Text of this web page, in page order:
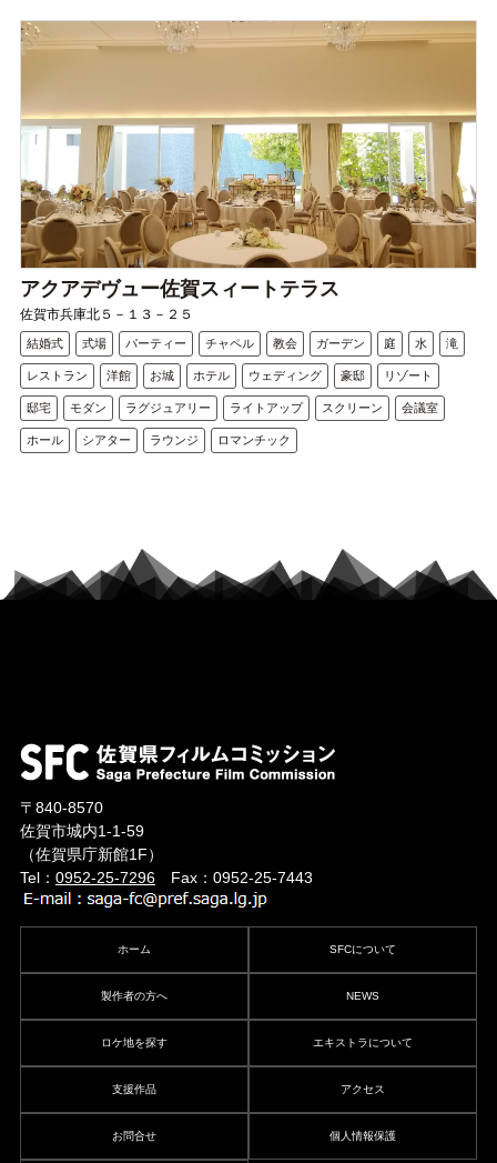
アクアデヴュー佐賀スィートテラス
佐賀市兵庫北５－１３－２５
結婚式 式場 パーティー チャペル 教会 ガーデン 庭 水 滝
レストラン 洋館 お城 ホテル ウェディング 豪邸 リゾート
邸宅 モダン ラグジュアリー ライトアップ スクリーン 会議室
ホール シアター ラウンジ ロマンチック
〒840-8570
佐賀市城内1-1-59
（佐賀県庁新館1F）
Tel： 0952-25-7296Fax：0952-25-7443
ホーム SFCについて
製作者の方へ NEWS
ロケ地を探す エキストラについて
支援作品 アクセス
お問合せ 個人情報保護